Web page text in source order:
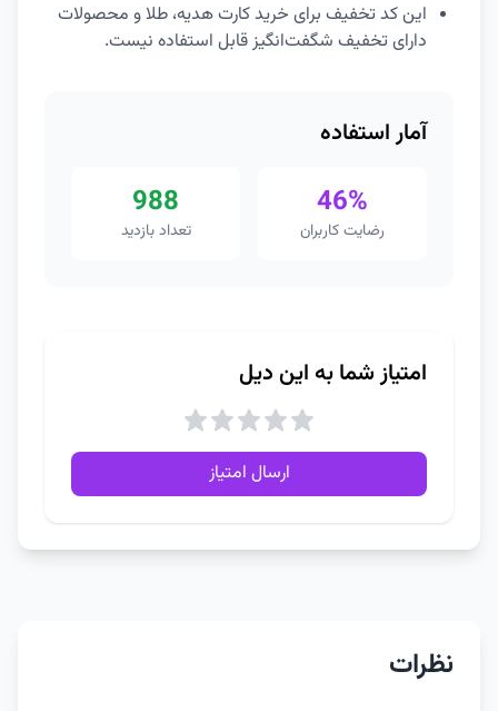
این کد تخفیف برای خرید کارت هدیه، طلا و محصولات
دارای تخفیف شگفت‌انگیز قابل استفاده نیست.
آمار استفاده
46%
رضایت کاربران
988
تعداد بازدید
امتیاز شما به این دیل
ارسال امتیاز
نظرات